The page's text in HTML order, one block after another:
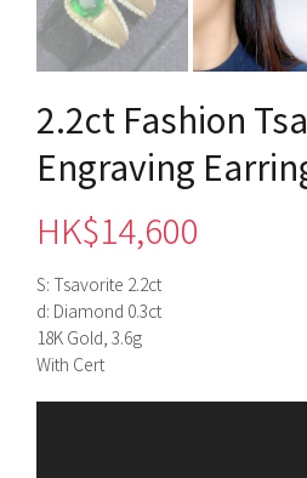
2.2ct Fashion
Engraving
HK$14,600
S: Tsavorite 2.2ct
d: Diamond 0.3ct
18K Gold, 3.6g
With Cert